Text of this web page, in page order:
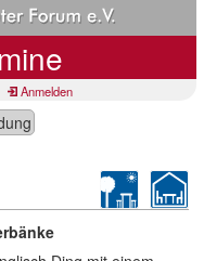
Anmelden